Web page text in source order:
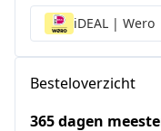
iDEAL | Wero
Besteloverzicht
365 dagen